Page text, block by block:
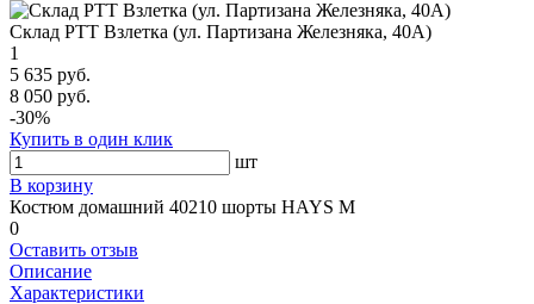
Склад РТТ Взлетка (ул. Партизана Железняка, 40А)
1
5 635 руб.
8 050 руб.
-30%
Купить в один клик
шт
В корзину
Костюм домашний 40210 шорты HAYS M
0
Оставить отзыв
Описание
Характеристики